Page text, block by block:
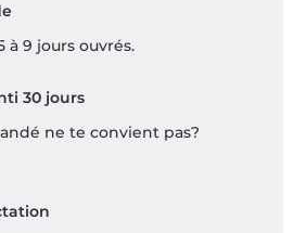
à 9 jours ouvrés.
30 jours
ne te convient pas?